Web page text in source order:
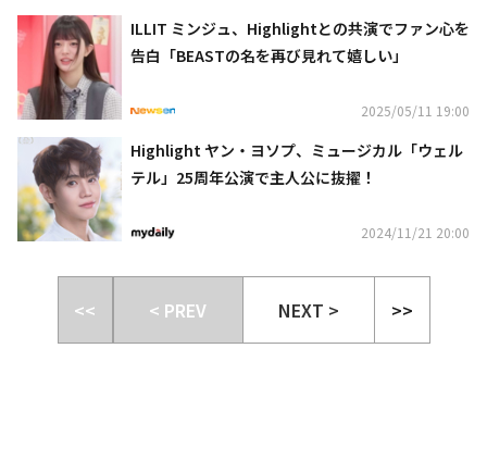
ILLIT ミンジュ、Highlightとの共演でファン心を
告白「BEASTの名を再び見れて嬉しい」
2025/05/11 19:00
Highlight ヤン・ヨソプ、ミュージカル「ウェル
テル」25周年公演で主人公に抜擢！
2024/11/21 20:00
<< < PREV NEXT > >>